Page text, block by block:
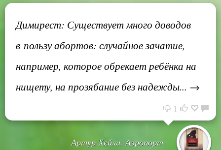
Димирест: Существует много доводов
в пользу абортов: случайное зачатие,
например, которое обрекает ребёнка на
нищету, на прозябание без надежды... →
1
Артур Хейли. Аэропорт